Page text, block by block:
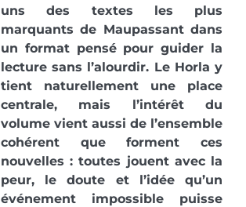
uns des textes les plus
marquants de Maupassant dans
un format pensé pour guider la
lecture sans l’alourdir. Le Horla y
tient naturellement une place
centrale, mais l’intérêt du
volume vient aussi de l’ensemble
cohérent que forment ces
nouvelles : toutes jouent avec la
peur, le doute et l’idée qu’un
événement impossible puisse